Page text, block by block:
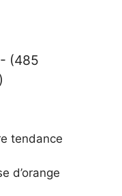
(485
tendance
d’orange